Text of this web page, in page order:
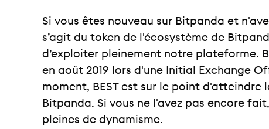
Si vous êtes nouveau sur Bitpanda et
s’agit du token de l'écosystème de
d’exploiter pleinement notre plateforme.
en août 2019 lors d'une Initial Exchange
moment, BEST est sur le point
Bitpanda. Si vous ne l'avez pas encore fait,
pleines de dynamisme.